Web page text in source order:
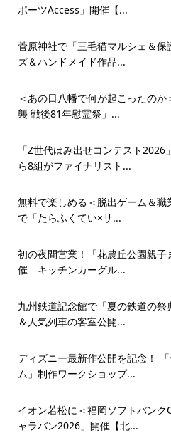
ポーツAccess」開催【...
菅原神社で「三毛猫マルシェ＆
ズ＆ハンドメイド作品...
＜あの日八幡で何が起こったの
襲 戦後81年慰霊祭」...
「Z世代はみ出せコンテスト
ら8組がファイナリスト...
無料で楽しめる＜脱出ゲーム＆
で「たらふくてい×サ...
初の夜間営業！「花農丘公園親
催 キッチンカーグル...
九州鉄道記念館で「夏の鉄道の
＆人気列車の客室公開...
ディズニー最新作公開を記念！
ム」制作ワークショップ...
イオン若松に＜福岡ソフトバン
ャラバン2026」開催【北...